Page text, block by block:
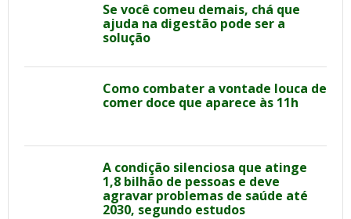
Se você comeu demais, chá que
ajuda na digestão pode ser a
solução
Como combater a vontade louca de
comer doce que aparece às 11h
A condição silenciosa que atinge
1,8 bilhão de pessoas e deve
agravar problemas de saúde até
2030, segundo estudos